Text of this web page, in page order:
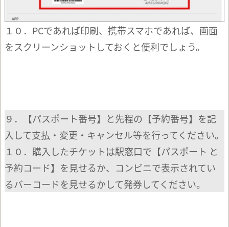
１０．PCであれば印刷、携帯スマホであれば、画面
をスクリーンショットしておくと便利でしょう。
９．【パスポート番号】と先程の【予約番号】を記
入して支払・変更・キャンセル等を行ってください。
１０．購入したチケットは駅窓口で【パスポート と
予約コード】を見せるか、コンビニで表示されてい
るバーコードを見せるかして発券してください。